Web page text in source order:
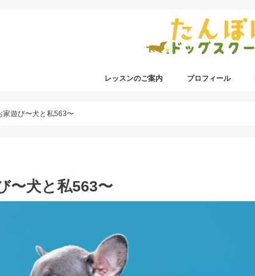
レッスンのご案内 プロフィール
家遊び〜犬と私563〜
〜犬と私563〜